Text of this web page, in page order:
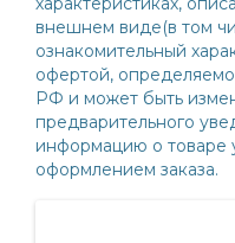
внешнем виде(в том
ознакомительный
офертой,
РФ и может быть
предварительного
информацию о
оформлением заказа.